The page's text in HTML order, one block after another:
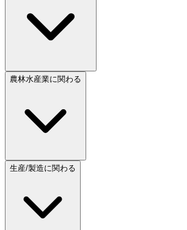
農林水産業に関わる
生産/製造に関わる